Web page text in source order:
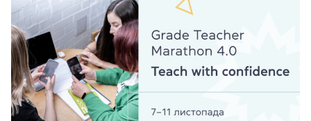
Підготовка до іспитів
Екзаменаційний центр
Більше про нас